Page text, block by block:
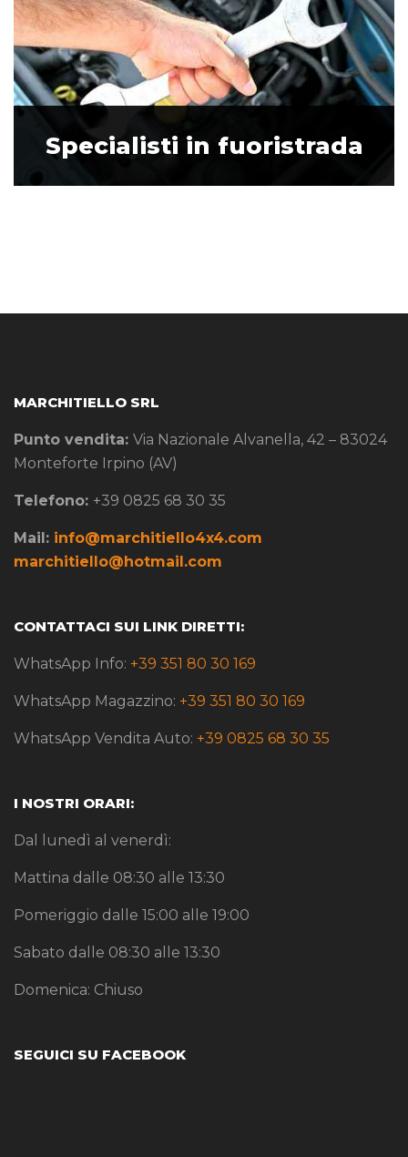
Specialisti in fuoristrada
MARCHITIELLO SRL
Punto vendita: Via Nazionale Alvanella, 42 – 83024
Monteforte Irpino (AV)
Telefono: +39 0825 68 30 35
Mail: info@marchitiello4x4.com
marchitiello@hotmail.com
CONTATTACI SUI LINK DIRETTI:
WhatsApp Info: +39 351 80 30 169
WhatsApp Magazzino: +39 351 80 30 169
WhatsApp Vendita Auto: +39 0825 68 30 35
I NOSTRI ORARI:
Dal lunedì al venerdì:
Mattina dalle 08:30 alle 13:30
Pomeriggio dalle 15:00 alle 19:00
Sabato dalle 08:30 alle 13:30
Domenica: Chiuso
SEGUICI SU FACEBOOK